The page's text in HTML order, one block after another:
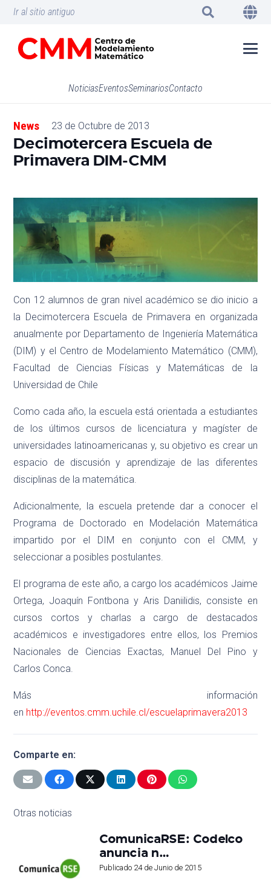
Ir al sitio antiguo
NoticiasEventosSeminariosContacto
News 23 de Octubre de 2013
Decimotercera Escuela de
Primavera DIM-CMM
Con 12 alumnos de gran nivel académico se dio inicio a
la Decimotercera Escuela de Primavera en organizada
anualmente por Departamento de Ingeniería Matemática
(DIM) y el Centro de Modelamiento Matemático (CMM),
Facultad de Ciencias Físicas y Matemáticas de la
Universidad de Chile
Como cada año, la escuela está orientada a estudiantes
de los últimos cursos de licenciatura y magíster de
universidades latinoamericanas y, su objetivo es crear un
espacio de discusión y aprendizaje de las diferentes
disciplinas de la matemática.
Adicionalmente, la escuela pretende dar a conocer el
Programa de Doctorado en Modelación Matemática
impartido por el DIM en conjunto con el CMM, y
seleccionar a posibles postulantes.
El programa de este año, a cargo los académicos Jaime
Ortega, Joaquín Fontbona y Aris Daniilidis, consiste en
cursos cortos y charlas a cargo de destacados
académicos e investigadores entre ellos, los Premios
Nacionales de Ciencias Exactas, Manuel Del Pino y
Carlos Conca.
Más información
en http://eventos.cmm.uchile.cl/escuelaprimavera2013
Comparte en:
Otras noticias
ComunicaRSE: Codelco
anuncia n…
Publicado 24 de Junio de 2015